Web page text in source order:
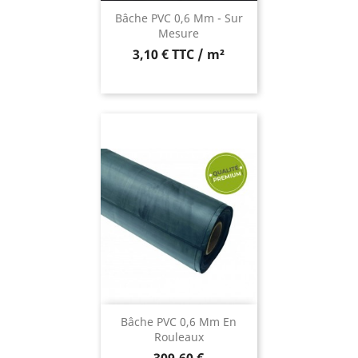
Bâche PVC 0,6 Mm - Sur
Mesure
3,10 € TTC / m²
Bâche PVC 0,6 Mm En
Rouleaux